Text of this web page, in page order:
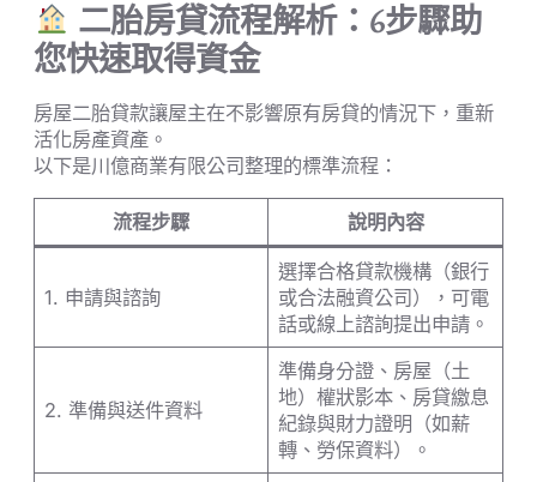
二胎房貸流程解析：6步驟助
您快速取得資金
房屋二胎貸款讓屋主在不影響原有房貸的情況下，重新
活化房產資產。
以下是川億商業有限公司整理的標準流程：
流程步驟 說明內容
1. 申請與諮詢
選擇合格貸款機構（銀行
或合法融資公司），可電
話或線上諮詢提出申請。
2. 準備與送件資料
準備身分證、房屋（土
地）權狀影本、房貸繳息
紀錄與財力證明（如薪
轉、勞保資料）。